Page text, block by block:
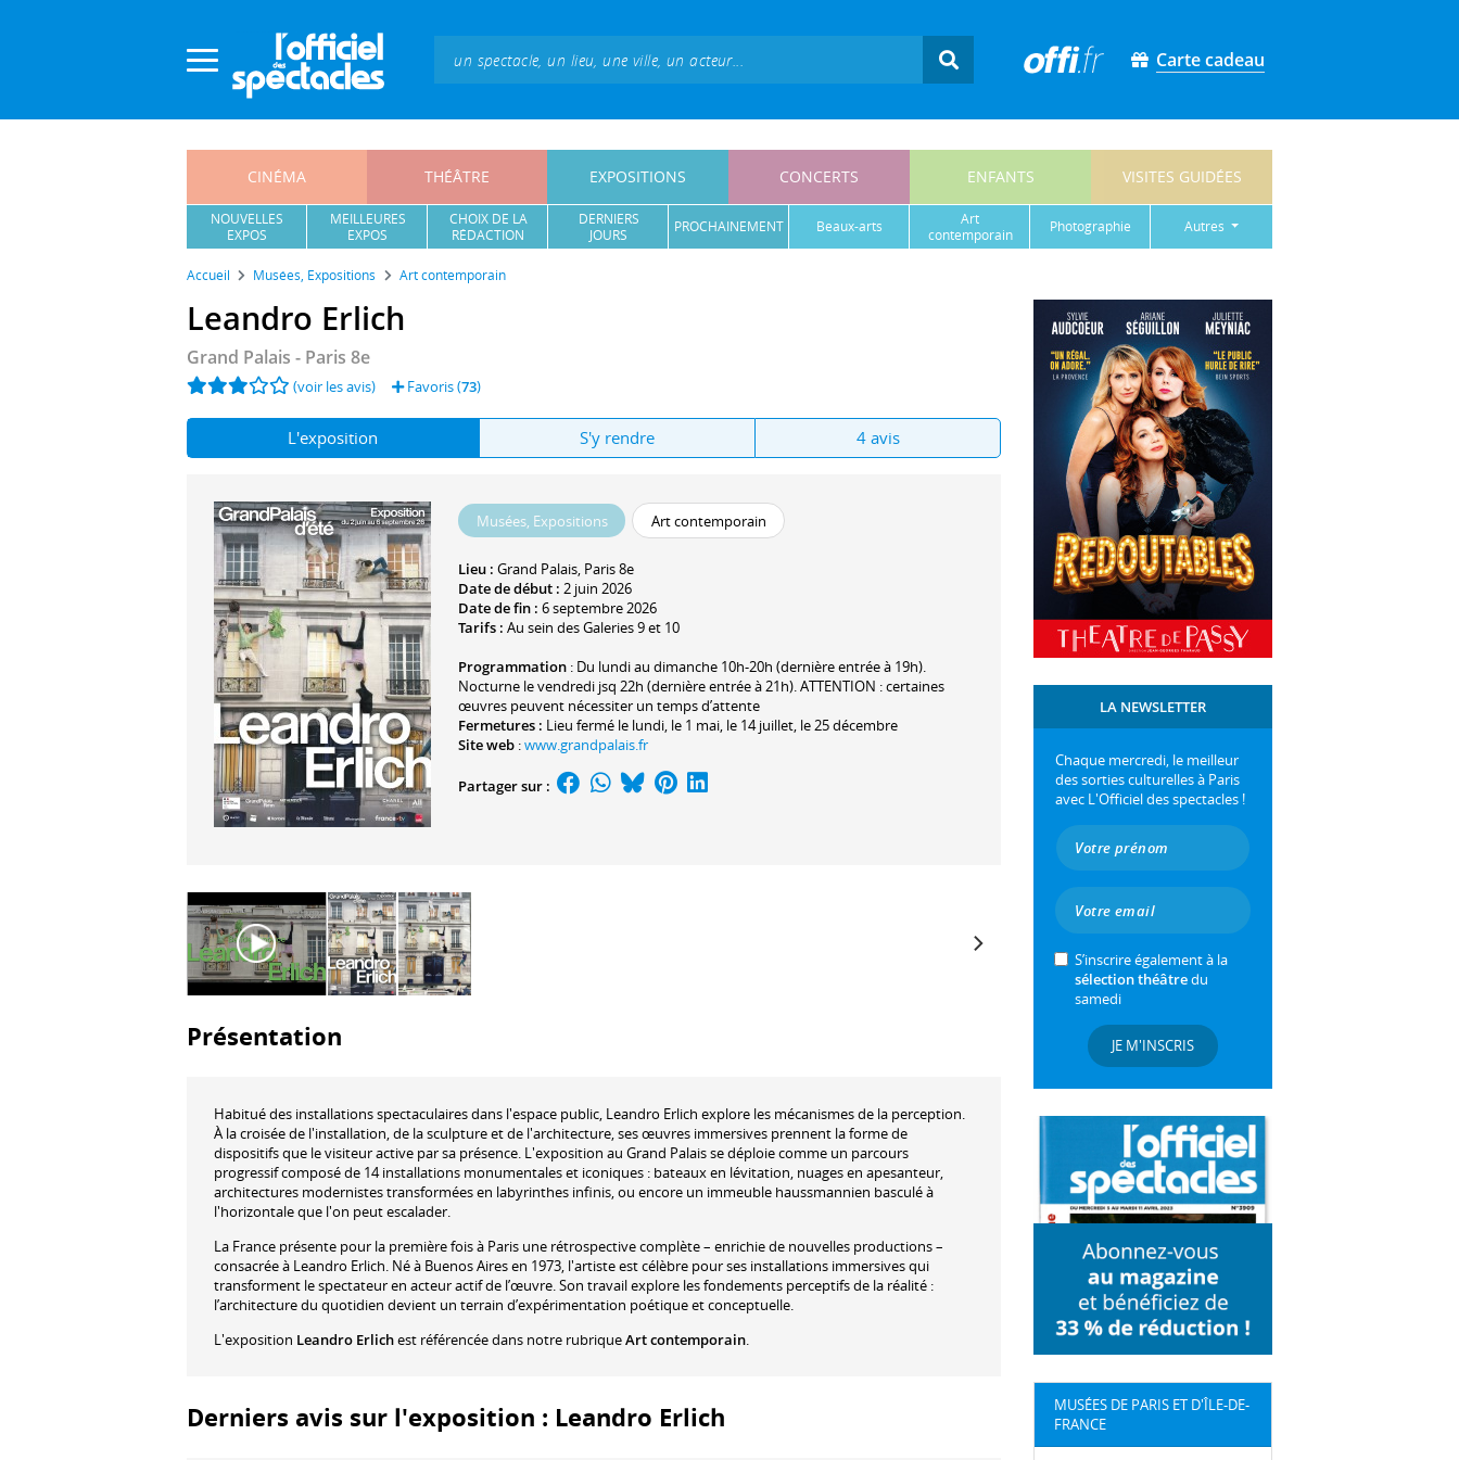
Carte cadeau
CINÉMA THÉÂTRE EXPOSITIONS CONCERTS ENFANTS VISITES GUIDÉES
NOUVELLES
EXPOS
MEILLEURES
EXPOS
CHOIX DE LA
RÉDACTION
DERNIERS
JOURS
PROCHAINEMENT beaux-arts
art
contemporain
photographie autres
Accueil Musées, Expositions Art contemporain
Leandro Erlich
Grand Palais - Paris 8e
(voir les avis) Favoris (73)
L'exposition S'y rendre 4 avis
Musées, Expositions Art contemporain
Lieu : Grand Palais, Paris 8e
Date de début : 2 juin 2026
Date de fin : 6 septembre 2026
Tarifs : Au sein des Galeries 9 et 10
Programmation : Du lundi au dimanche 10h-20h (dernière entrée à 19h).
Nocturne le vendredi jsq 22h (dernière entrée à 21h). ATTENTION : certaines
œuvres peuvent nécessiter un temps d’attente
Fermetures : Lieu fermé le lundi, le 1 mai, le 14 juillet, le 25 décembre
Site web :www.grandpalais.fr
Partager sur :
Présentation
Habitué des installations spectaculaires dans l'espace public, Leandro Erlich explore les mécanismes de la perception.
À la croisée de l'installation, de la sculpture et de l'architecture, ses œuvres immersives prennent la forme de
dispositifs que le visiteur active par sa présence. L'exposition au Grand Palais se déploie comme un parcours
progressif composé de 14 installations monumentales et iconiques : bateaux en lévitation, nuages en apesanteur,
architectures modernistes transformées en labyrinthes infinis, ou encore un immeuble haussmannien basculé à
l'horizontale que l'on peut escalader.
La France présente pour la première fois à Paris une rétrospective complète – enrichie de nouvelles productions –
consacrée à Leandro Erlich. Né à Buenos Aires en 1973, l'artiste est célèbre pour ses installations immersives qui
transforment le spectateur en acteur actif de l’œuvre. Son travail explore les fondements perceptifs de la réalité :
l’architecture du quotidien devient un terrain d’expérimentation poétique et conceptuelle.
L'exposition Leandro Erlichest référencée dans notre rubriqueArt contemporain.
Derniers avis sur l'exposition : Leandro Erlich
LA NEWSLETTER
Chaque mercredi, le meilleur
des sorties culturelles à Paris
avec L'Officiel des spectacles !
S’inscrire également à la
sélection théâtredu
samedi
JE M'INSCRIS
MUSÉES DE PARIS ET D'ÎLE-DE-
FRANCE